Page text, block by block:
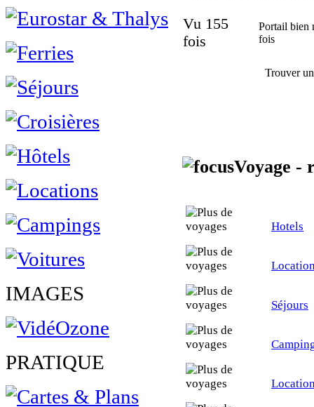
IMAGES
PRATIQUE
Vu 155
fois
Portail bien
fois
Trouver
Voyage -
Hotels
Séjours